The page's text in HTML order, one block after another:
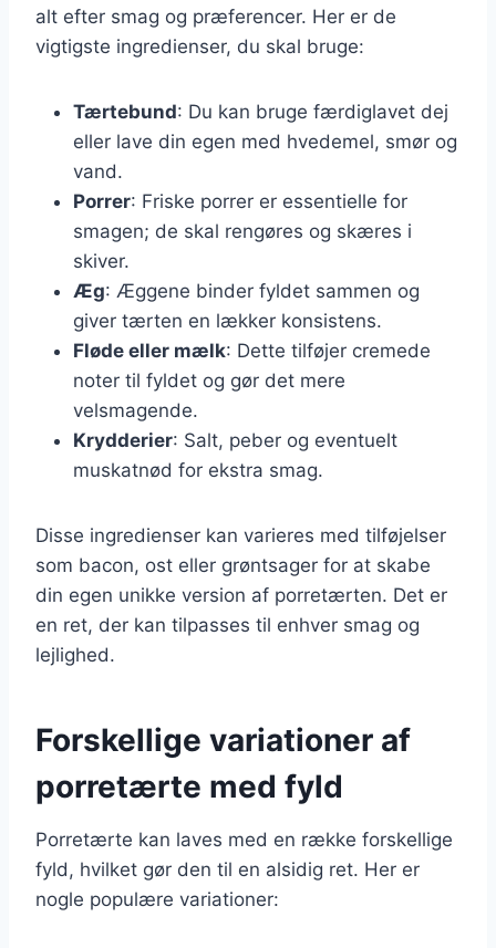
alt efter smag og præferencer. Her er de
vigtigste ingredienser, du skal bruge:
Tærtebund: Du kan bruge færdiglavet dej
eller lave din egen med hvedemel, smør og
vand.
Porrer: Friske porrer er essentielle for
smagen; de skal rengøres og skæres i
skiver.
Æg: Æggene binder fyldet sammen og
giver tærten en lækker konsistens.
Fløde eller mælk: Dette tilføjer cremede
noter til fyldet og gør det mere
velsmagende.
Krydderier: Salt, peber og eventuelt
muskatnød for ekstra smag.
Disse ingredienser kan varieres med tilføjelser
som bacon, ost eller grøntsager for at skabe
din egen unikke version af porretærten. Det er
en ret, der kan tilpasses til enhver smag og
lejlighed.
Forskellige variationer af
porretærte med fyld
Porretærte kan laves med en række forskellige
fyld, hvilket gør den til en alsidig ret. Her er
nogle populære variationer: